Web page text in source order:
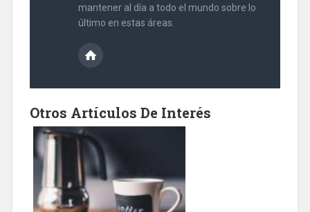
mantener al día a todo el mundo sobre lo
último en estas áreas.
Otros Artículos De Interés